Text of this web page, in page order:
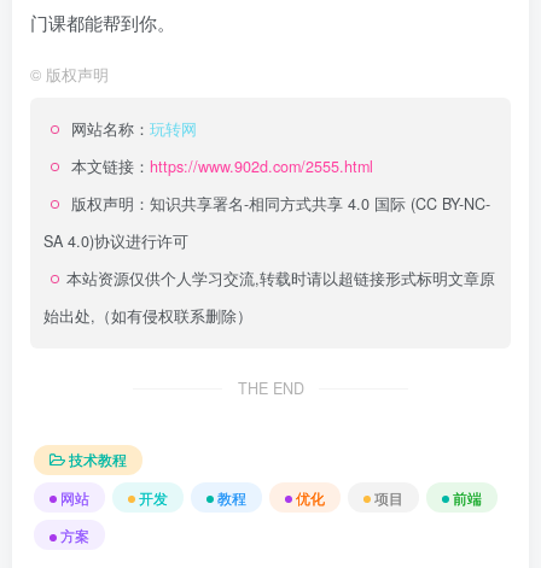
门课都能帮到你。
© 版权声明
网站名称： 玩转网
本文链接： https://www.902d.com/2555.html
版权声明： 知识共享署名-相同方式共享 4.0 国际 (CC BY-NC-
SA 4.0)协议进行许可
本站资源仅供个人学习交流,转载时请以超链接形式标明文章原
始出处,（如有侵权联系删除）
THE END
技术教程
网站
开发 教程 优化 项目
前端
方案